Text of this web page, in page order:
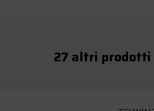
27 altri prodotti